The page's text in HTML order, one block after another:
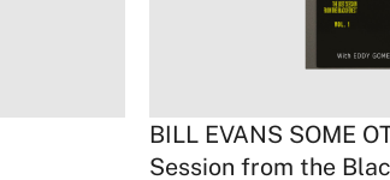
BILL EVANS SOME
Session from the